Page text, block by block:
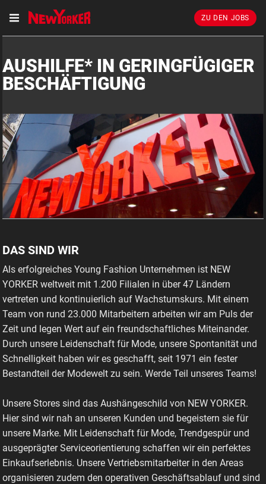
ZU DEN JOBS
AUSHILFE* IN GERINGFÜGIGER
BESCHÄFTIGUNG
DAS SIND WIR
Als erfolgreiches Young Fashion Unternehmen ist NEW
YORKER weltweit mit 1.200 Filialen in über 47 Ländern
vertreten und kontinuierlich auf Wachstumskurs. Mit einem
Team von rund 23.000 Mitarbeitern arbeiten wir am Puls der
Zeit und legen Wert auf ein freundschaftliches Miteinander.
Durch unsere Leidenschaft für Mode, unsere Spontanität und
Schnelligkeit haben wir es geschafft, seit 1971 ein fester
Bestandteil der Modewelt zu sein. Werde Teil unseres Teams!
Unsere Stores sind das Aushängeschild von NEW YORKER.
Hier sind wir nah an unseren Kunden und begeistern sie für
unsere Marke. Mit Leidenschaft für Mode, Trendgespür und
ausgeprägter Serviceorientierung schaffen wir ein perfektes
Einkaufserlebnis. Unsere Vertriebsmitarbeiter in den Areas
organisieren zudem den operativen Geschäftsablauf und sind